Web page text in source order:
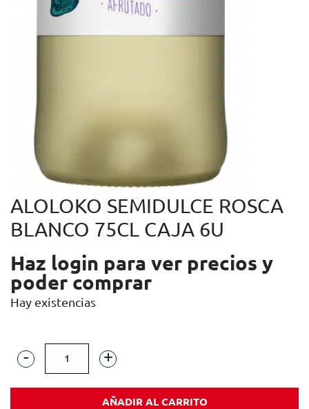
ALOLOKO SEMIDULCE ROSCA
BLANCO 75CL CAJA 6U
Haz login para ver precios y
poder comprar
Hay existencias
ALOLOKO
SEMIDULCE
AÑADIR AL CARRITO